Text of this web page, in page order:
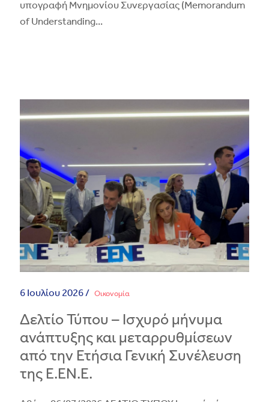
υπογραφή Μνημονίου Συνεργασίας (Memorandum
of Understanding...
6 Ιουλίου 2026 / Οικονομία
Δελτίο Τύπου – Ισχυρό μήνυμα
ανάπτυξης και μεταρρυθμίσεων
από την Ετήσια Γενική Συνέλευση
της Ε.ΕΝ.Ε.